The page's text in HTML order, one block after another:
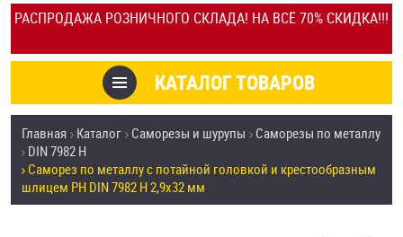
РАСПРОДАЖА РОЗНИЧНОГО СКЛАДА! НА ВСЁ 70% СКИДКА!!!
КАЛЬКУЛЯТОР
ОТЗЫВЫ
УСЛУГИ
СКИДКИ
КАТАЛОГ ТОВАРОВ
СПИСОК
СРАВНЕНИЕ
Товары со скидкой
Анкеры
Антивандальный крепёж, инструмент
Главная Каталог Саморезы и шурупы
Саморезы по металлу
DIN 7982 H
Саморез по металлу с потайной головкой и крестообразным
шлицем PH DIN 7982 H 2,9х32 мм